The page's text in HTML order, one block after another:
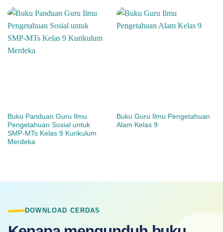
Buku Panduan Guru Ilmu
Pengetahuan Sosial untuk
SMP-MTs Kelas 9 Kurikulum
Merdeka
Buku Guru Ilmu Pengetahuan
Alam Kelas 9
DOWNLOAD CERDAS